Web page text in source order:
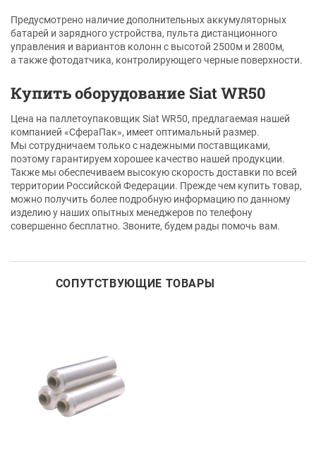
Предусмотрено наличие дополнительных аккумуляторных
батарей и зарядного устройства, пульта дистанционного
управления и вариантов колонн с высотой 2500м и 2800м,
а также фотодатчика, контролирующего черные поверхности.
Купить оборудование Siat WR50
Цена на паллетоупаковщик Siat WR50, предлагаемая нашей
компанией «СфераПак», имеет оптимальный размер.
Мы сотрудничаем только с надежными поставщиками,
поэтому гарантируем хорошее качество нашей продукции.
Также мы обеспечиваем высокую скорость доставки по всей
территории Российской Федерации. Прежде чем купить товар,
можно получить более подробную информацию по данному
изделию у наших опытных менеджеров по телефону
совершенно бесплатно. Звоните, будем рады помочь вам.
СОПУТСТВУЮЩИЕ ТОВАРЫ